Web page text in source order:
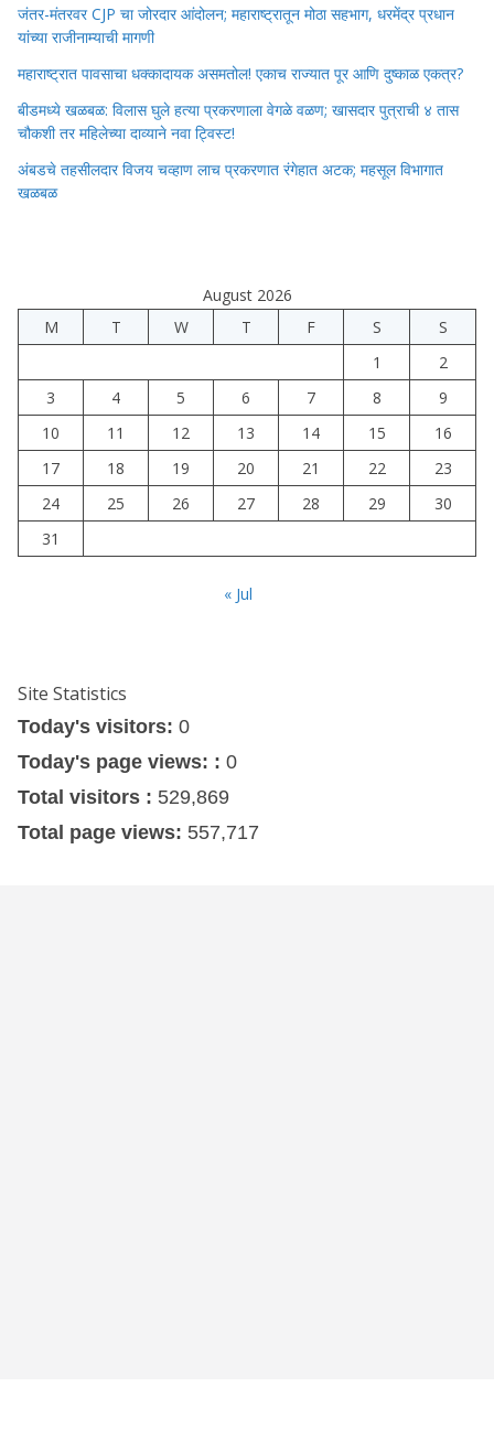
जंतर-मंतरवर CJP चा जोरदार आंदोलन; महाराष्ट्रातून मोठा सहभाग, धरमेंद्र प्रधान
यांच्या राजीनाम्याची मागणी
महाराष्ट्रात पावसाचा धक्कादायक असमतोल! एकाच राज्यात पूर आणि दुष्काळ एकत्र?
बीडमध्ये खळबळ: विलास घुले हत्या प्रकरणाला वेगळे वळण; खासदार पुत्राची ४ तास
चौकशी तर महिलेच्या दाव्याने नवा ट्विस्ट!
अंबडचे तहसीलदार विजय चव्हाण लाच प्रकरणात रंगेहात अटक; महसूल विभागात
खळबळ
August 2026
M
T W T F S
S
1
2
3
4 5 6 7 8
9
10
11 12 13 14 15
16
17
18 19 20 21 22
23
24
25 26 27 28 29
30
31
« Jul
Site Statistics
Today's visitors: 0
Today's page views: : 0
Total visitors : 529,869
Total page views: 557,717